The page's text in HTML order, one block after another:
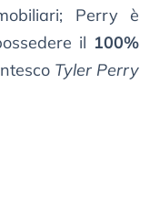
Perry è
il 100%
Tyler Perry